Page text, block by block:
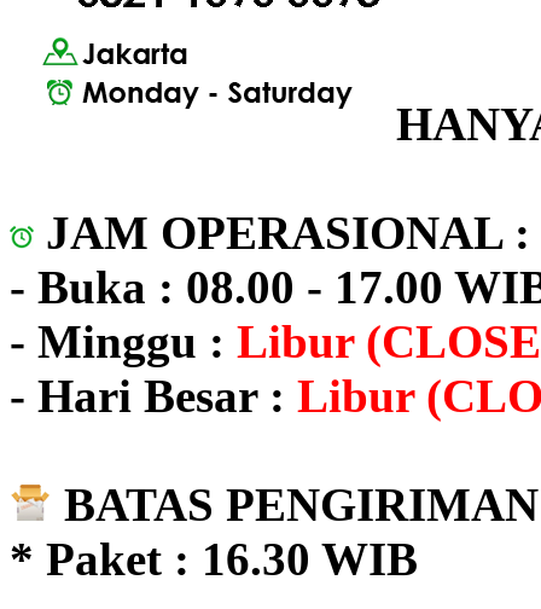
JAM OPERASIONAL :
- Buka : 08.00 - 17.00
- Minggu : Libur
- Hari Besar : Libur
BATAS
* Paket : 16.30 WIB